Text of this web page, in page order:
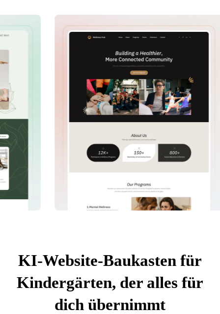
KI-Website-Baukasten für
Kindergärten, der alles für
dich übernimmt